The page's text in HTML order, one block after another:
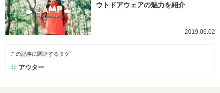
ウトドアウェアの魅力を紹介
2019.06.02
この記事に関連するタグ
アウター